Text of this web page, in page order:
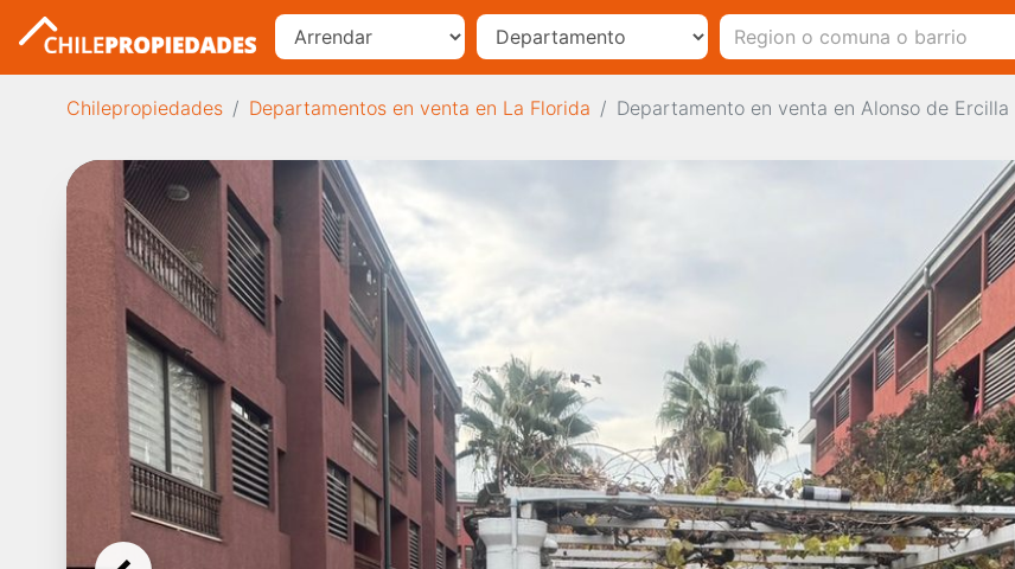
Chilepropiedades Departamentos en venta en La Florida Departamento en venta en Alonso de Ercilla